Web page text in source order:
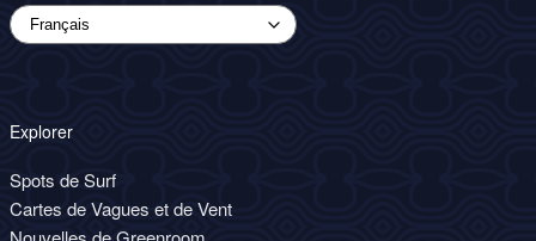
Explorer
Spots de Surf
Cartes de Vagues et de Vent